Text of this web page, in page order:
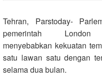
Tehran, Parstoday-
pemerintah
menyebabkan kekuatan
satu lawan satu dengan
selama dua bulan.